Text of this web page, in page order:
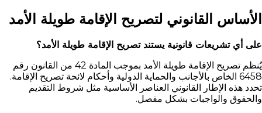
الأساس القانوني لتصريح الإقامة طويلة الأمد
على أي تشريعات قانونية يستند تصريح الإقامة طويلة الأمد؟
يُنظم تصريح الإقامة طويلة الأمد بموجب المادة 42 من القانون رقم
6458 الخاص بالأجانب والحماية الدولية وأحكام لائحة تصريح الإقامة.
تحدد هذه الإطار القانوني العناصر الأساسية مثل شروط التقديم
والحقوق والواجبات بشكل مفصل.